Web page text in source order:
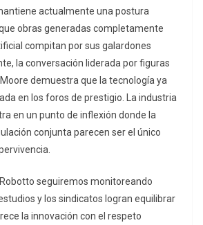
actualmente una postura
obras generadas completamente
compitan por sus galardones
la conversación liderada por figuras
demuestra que la tecnología ya
en los foros de prestigio. La industria
en un punto de inflexión donde la
conjunta parecen ser el único
seguiremos monitoreando
y los sindicatos logran equilibrar
la innovación con el respeto